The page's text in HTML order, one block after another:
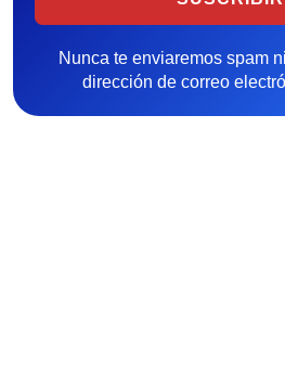
Nunca te enviaremos spam
dirección de correo